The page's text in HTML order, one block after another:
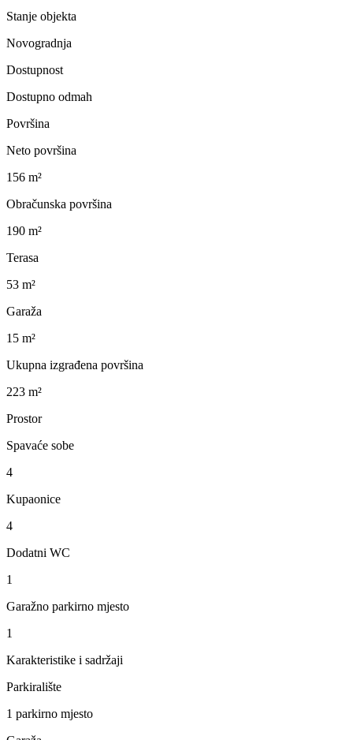
Stanje objekta
Novogradnja
Dostupnost
Dostupno odmah
Površina
Neto površina
156 m²
Obračunska površina
190 m²
Terasa
53 m²
Garaža
15 m²
Ukupna izgrađena površina
223 m²
Prostor
Spavaće sobe
4
Kupaonice
4
Dodatni WC
1
Garažno parkirno mjesto
1
Karakteristike i sadržaji
Parkiralište
1 parkirno mjesto